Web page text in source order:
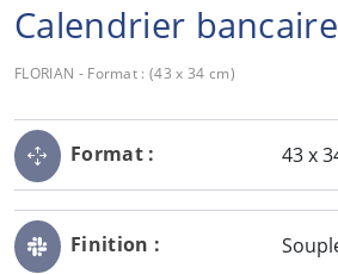
Calendrier bancaire
FLORIAN - Format : (43 x 34 cm)
Format :
Finition :